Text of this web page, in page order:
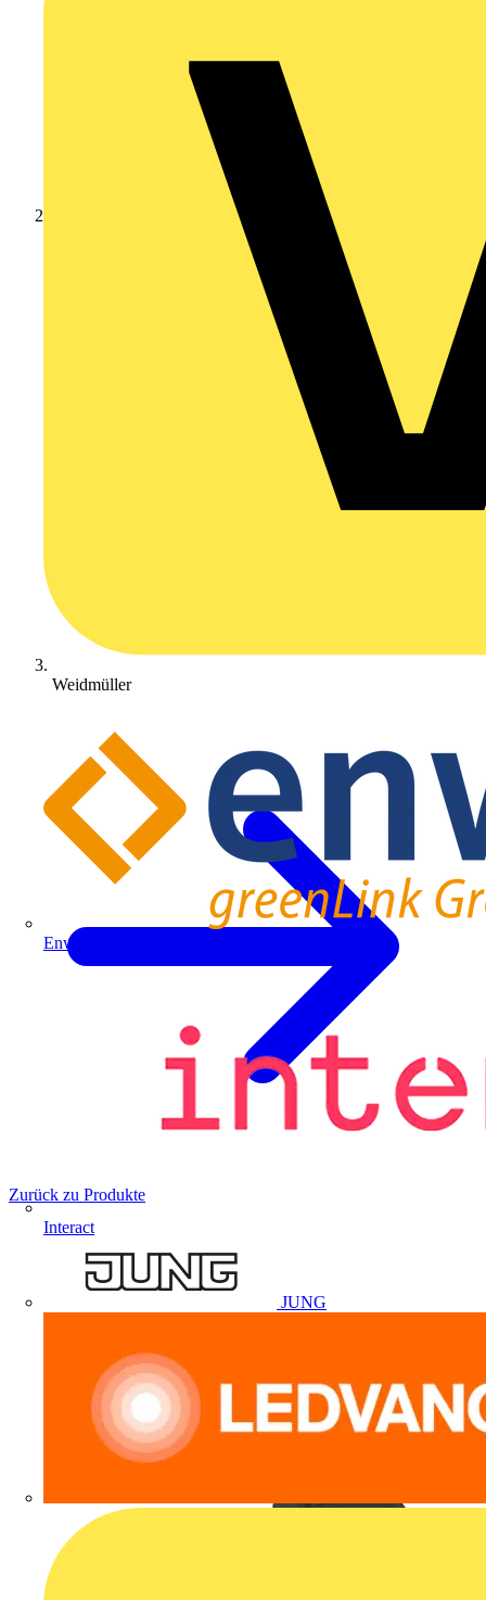
Enwitec
Interact
JUNG
Weidmüller
Zurück zu Produkte